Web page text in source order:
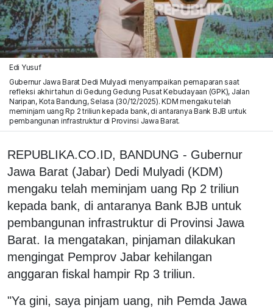
Edi Yusuf
Gubernur Jawa Barat Dedi Mulyadi menyampaikan pemaparan saat
refleksi akhir tahun di Gedung Gedung Pusat Kebudayaan (GPK), Jalan
Naripan, Kota Bandung, Selasa (30/12/2025). KDM mengaku telah
meminjam uang Rp 2 triliun kepada bank, di antaranya Bank BJB untuk
pembangunan infrastruktur di Provinsi Jawa Barat.
REPUBLIKA.CO.ID, BANDUNG - Gubernur
Jawa Barat (Jabar) Dedi Mulyadi (KDM)
mengaku telah meminjam uang Rp 2 triliun
kepada bank, di antaranya Bank BJB untuk
pembangunan infrastruktur di Provinsi Jawa
Barat. Ia mengatakan, pinjaman dilakukan
mengingat Pemprov Jabar kehilangan
anggaran fiskal hampir Rp 3 triliun.
"Ya gini, saya pinjam uang, nih Pemda Jawa